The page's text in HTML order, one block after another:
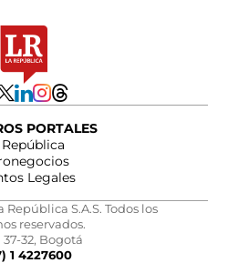
PORTALES
República
Legales
S.A.S. Todos los
reservados.
37-32, Bogotá
1 4227600